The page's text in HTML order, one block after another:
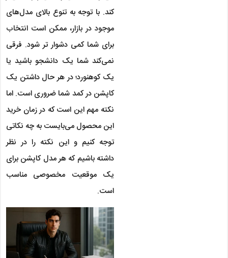
کند. با توجه به تنوع بالای مدل‌های
موجود در بازار، ممکن است انتخاب
برای شما کمی دشوار تر شود. فرقی
نمی‌کند شما یک دانشجو باشید یا
یک کوهنورد؛ در هر حال داشتن یک
کاپشن در کمد شما ضروری است. اما
نکته مهم این است که در زمان خرید
این محصول می‌بایست به چه نکاتی
توجه کنیم و این نکته را در نظر
داشته باشیم که هر مدل کاپشن برای
یک موقعیت مخصوصی مناسب
است.